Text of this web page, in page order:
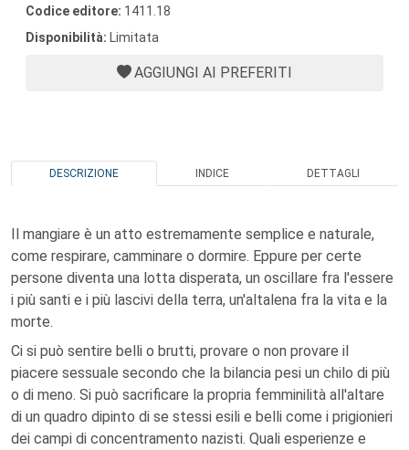
Codice editore: 1411.18
Disponibilità: Limitata
AGGIUNGI AI PREFERITI
DESCRIZIONE INDICE DETTAGLI
Il mangiare è un atto estremamente semplice e naturale,
come respirare, camminare o dormire. Eppure per certe
persone diventa una lotta disperata, un oscillare fra l'essere
i più santi e i più lascivi della terra, un'altalena fra la vita e la
morte.
Ci si può sentire belli o brutti, provare o non provare il
piacere sessuale secondo che la bilancia pesi un chilo di più
o di meno. Si può sacrificare la propria femminilità all'altare
di un quadro dipinto di se stessi esili e belli come i prigionieri
dei campi di concentramento nazisti. Quali esperienze e